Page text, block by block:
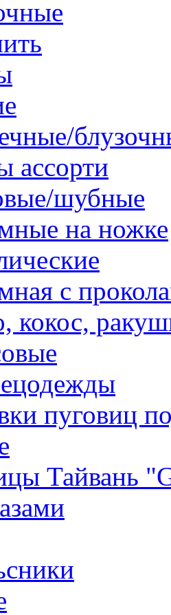
ассорти
шубные
на ножке
с
кокос,
пуговиц
Тайвань